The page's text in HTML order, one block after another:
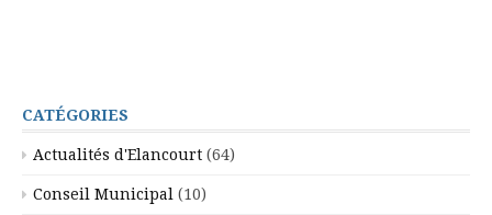
CATÉGORIES
Actualités d'Elancourt (64)
Conseil Municipal (10)